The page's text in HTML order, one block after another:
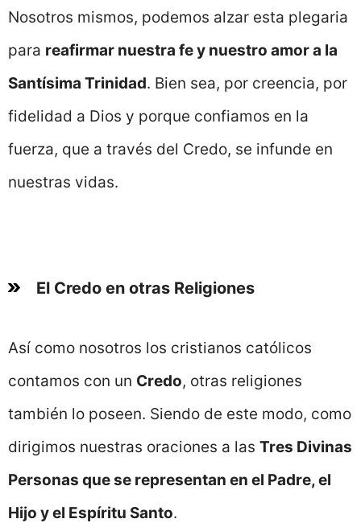
Nosotros mismos, podemos alzar esta plegaria
para reafirmar nuestra fe y nuestro amor a la
Santísima Trinidad. Bien sea, por creencia, por
fidelidad a Dios y porque confiamos en la
fuerza, que a través del Credo, se infunde en
nuestras vidas.
El Credo en otras Religiones
Así como nosotros los cristianos católicos
contamos con un Credo, otras religiones
también lo poseen. Siendo de este modo, como
dirigimos nuestras oraciones a las Tres Divinas
Personas que se representan en el Padre, el
Hijo y el Espíritu Santo.